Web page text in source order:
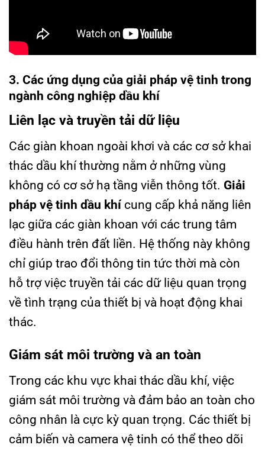
3. Các ứng dụng của giải pháp vệ tinh trong
ngành công nghiệp dầu khí
Liên lạc và truyền tải dữ liệu
Các giàn khoan ngoài khơi và các cơ sở khai
thác dầu khí thường nằm ở những vùng
không có cơ sở hạ tầng viễn thông tốt. Giải
pháp vệ tinh dầu khícung cấp khả năng liên
lạc giữa các giàn khoan với các trung tâm
điều hành trên đất liền. Hệ thống này không
chỉ giúp trao đổi thông tin tức thời mà còn
hỗ trợ việc truyền tải các dữ liệu quan trọng
về tình trạng của thiết bị và hoạt động khai
thác.
Giám sát môi trường và an toàn
Trong các khu vực khai thác dầu khí, việc
giám sát môi trường và đảm bảo an toàn cho
công nhân là cực kỳ quan trọng. Các thiết bị
cảm biến và camera vệ tinh có thể theo dõi